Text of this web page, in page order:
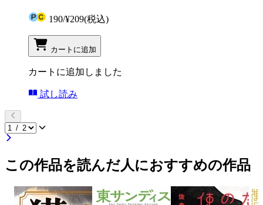
190/¥209(税込)
カートに追加
カートに追加しました
試し読み
この作品を読んだ人におすすめの作品